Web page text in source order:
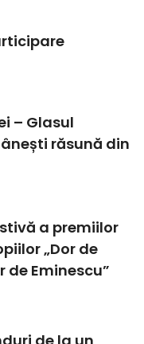
– Glasul
răsună din
a premiilor
„Dor de
Eminescu”